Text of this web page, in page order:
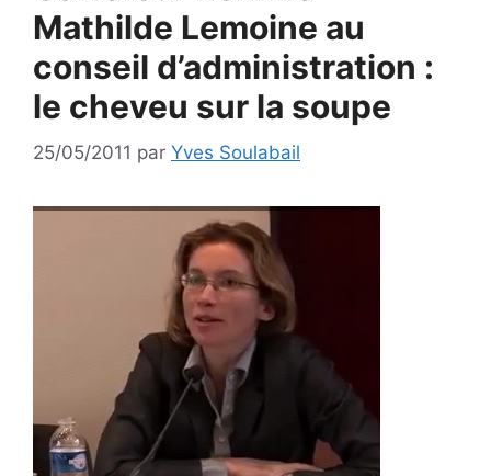
Mathilde Lemoine au
conseil d’administration :
le cheveu sur la soupe
25/05/2011 par Yves Soulabail